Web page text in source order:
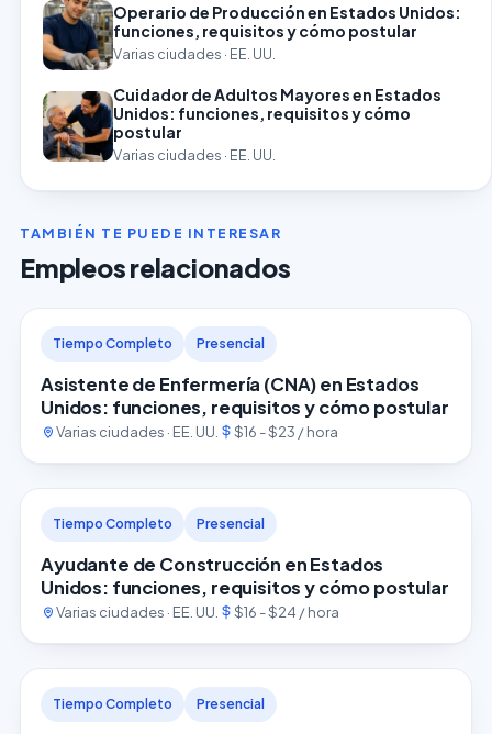
Operario de Producción en Estados Unidos:
funciones, requisitos y cómo postular
Varias ciudades · EE. UU.
Cuidador de Adultos Mayores en Estados
Unidos: funciones, requisitos y cómo
postular
Varias ciudades · EE. UU.
TAMBIÉN TE PUEDE INTERESAR
Empleos relacionados
Tiempo Completo Presencial
Asistente de Enfermería (CNA) en Estados
Unidos: funciones, requisitos y cómo postular
Varias ciudades · EE. UU. $16 - $23 / hora
Tiempo Completo Presencial
Ayudante de Construcción en Estados
Unidos: funciones, requisitos y cómo postular
Varias ciudades · EE. UU. $16 - $24 / hora
Tiempo Completo Presencial